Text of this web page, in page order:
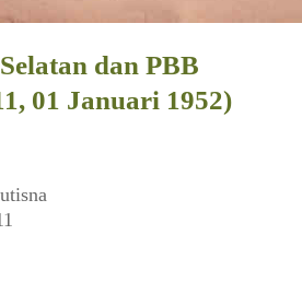
dan PBB
01 Januari 1952)